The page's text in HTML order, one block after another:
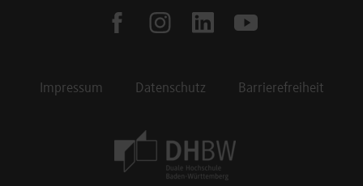
facebookinstagramlinkedinyoutube
Impressum Datenschutz Barrierefreiheit